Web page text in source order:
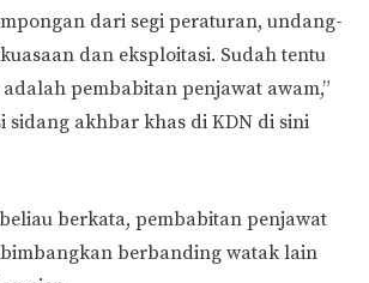
dari segi peraturan, undang-
dan eksploitasi. Sudah tentu
pembabitan penjawat awam,”
sidang akhbar khas di KDN di sini
berkata, pembabitan penjawat
berbanding watak lain